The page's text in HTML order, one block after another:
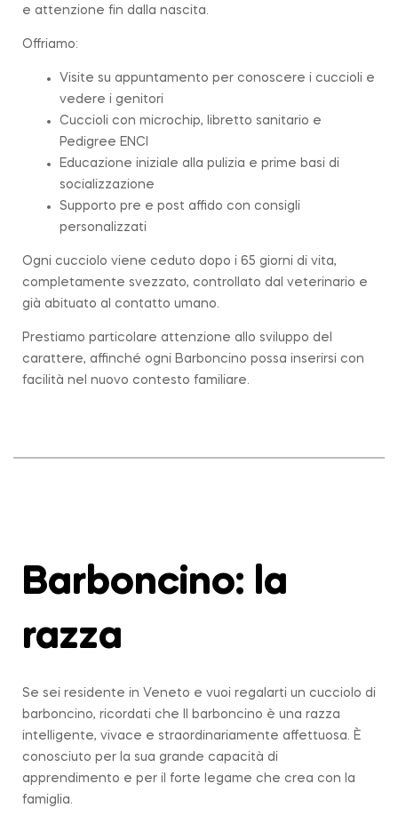
e attenzione fin dalla nascita.
Offriamo:
Visite su appuntamento per conoscere i cuccioli e
vedere i genitori
Cuccioli con microchip, libretto sanitario e
Pedigree ENCI
Educazione iniziale alla pulizia e prime basi di
socializzazione
Supporto pre e post affido con consigli
personalizzati
Ogni cucciolo viene ceduto dopo i 65 giorni di vita,
completamente svezzato, controllato dal veterinario e
già abituato al contatto umano.
Prestiamo particolare attenzione allo sviluppo del
carattere, affinché ogni Barboncino possa inserirsi con
facilità nel nuovo contesto familiare.
Barboncino: la
razza
Se sei residente in Veneto e vuoi regalarti un cucciolo di
barboncino, ricordati che Il barboncino è una razza
intelligente, vivace e straordinariamente affettuosa. È
conosciuto per la sua grande capacità di
apprendimento e per il forte legame che crea con la
famiglia.